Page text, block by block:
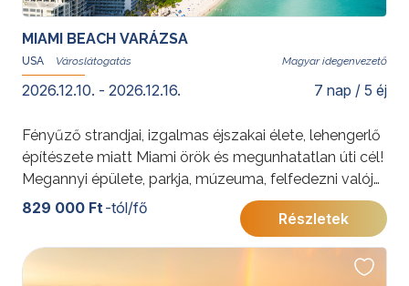
Deluxe kategóriájú szállodával foglalható!
MIAMI BEACH VARÁZSA
USA Magyar idegenvezető
2026.12.10. - 2026.12.16. 7 nap / 5 éj
Fényűző strandjai, izgalmas éjszakai élete, lehengerlő
építészete miatt Miami örök és megunhatatlan úti cél!
Megannyi épülete, parkja, múzeuma, felfedezni valója
mellett egy percre sem lehet unatkozni. Csoportos
városlátogatásunk Miami varázsát igyekszik
megfejteni és a remekbe szabott art deco kulisszák
mögé bepillantani.
829 000 Ft -tól/fő
Részletek